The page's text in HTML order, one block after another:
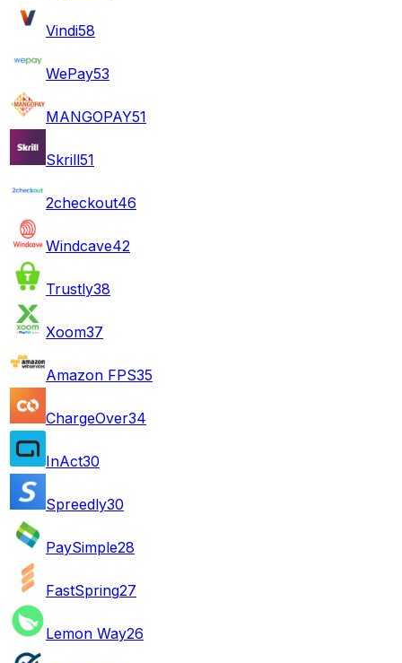
Vindi58
WePay53
MANGOPAY51
Skrill51
2checkout46
Windcave42
Trustly38
Xoom37
Amazon FPS35
ChargeOver34
InAct30
Spreedly30
PaySimple28
FastSpring27
Lemon Way26